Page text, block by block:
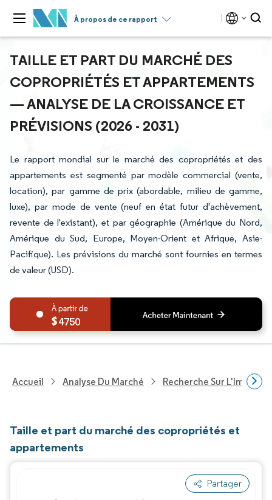
À propos de ce rapport
TAILLE ET PART DU MARCHÉ DES
COPROPRIÉTÉS ET APPARTEMENTS
— ANALYSE DE LA CROISSANCE ET
PRÉVISIONS (2026 - 2031)
Le rapport mondial sur le marché des copropriétés et des
appartements est segmenté par modèle commercial (vente,
location), par gamme de prix (abordable, milieu de gamme,
luxe), par mode de vente (neuf en état futur d'achèvement,
revente de l'existant), et par géographie (Amérique du Nord,
Amérique du Sud, Europe, Moyen-Orient et Afrique, Asie-
Pacifique). Les prévisions du marché sont fournies en termes
de valeur (USD).
4750
Accueil Analyse Du Marché Recherche Sur
Taille et part du marché des copropriétés et
appartements
Partager